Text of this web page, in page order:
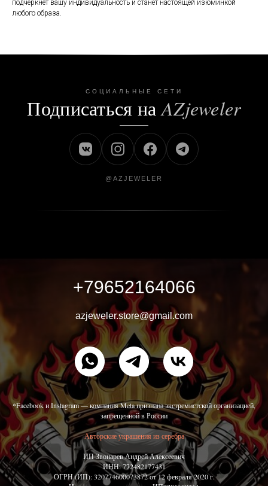
подчеркнет вашу индивидуальность и станет настоящей изюминкой
любого образа.
СОЦИАЛЬНЫЕ СЕТИ
Подписаться наAZjeweler
@AZJEWELER
+79652164066
azjeweler.store@gmail.com
*Facebook и Instagram — компания Meta признана экстремистской организацией,
запрещенной в России
Авторские украшения из серебра
ИП Звонарев Андрей Алексеевич
ИНН: 772482177431
ОГРН (ИП): 320774600073872 от 12 февраля 2020 г.